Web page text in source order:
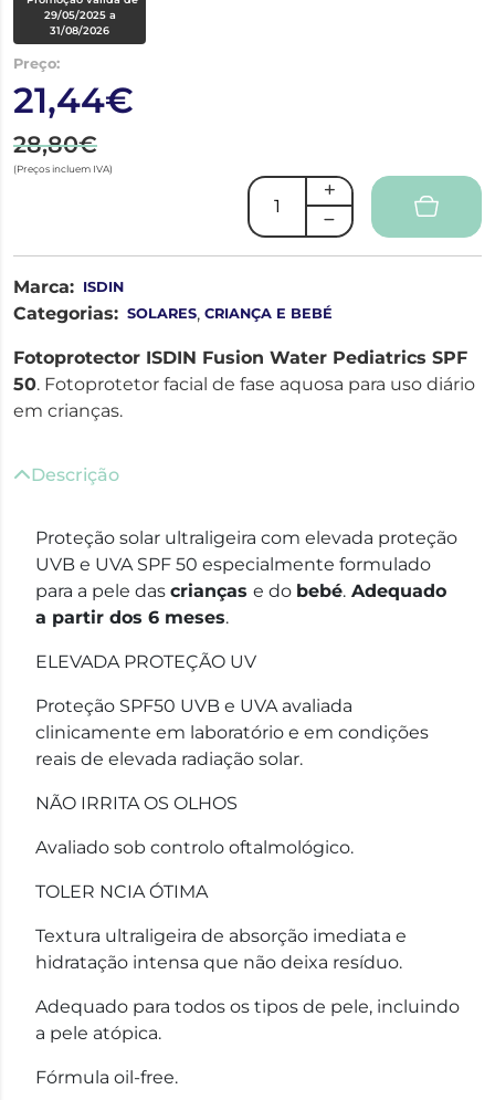
29/05/2025 a
31/08/2026
Preço:
21,44€
28,80€
(Preços incluem IVA)
Marca: ISDIN
Categorias: SOLARES, CRIANÇA E BEBÉ
Fotoprotector ISDIN Fusion Water Pediatrics SPF
50. Fotoprotetor facial de fase aquosa para uso diário
em crianças.
Descrição
Proteção solar ultraligeira com elevada proteção
UVB e UVA SPF 50 especialmente formulado
para a pele das crianças e do bebé. Adequado
a partir dos 6 meses.
ELEVADA PROTEÇÃO UV
Proteção SPF50 UVB e UVA avaliada
clinicamente em laboratório e em condições
reais de elevada radiação solar.
NÃO IRRITA OS OLHOS
Avaliado sob controlo oftalmológico.
TOLER NCIA ÓTIMA
Textura ultraligeira de absorção imediata e
hidratação intensa que não deixa resíduo.
Adequado para todos os tipos de pele, incluindo
a pele atópica.
Fórmula oil-free.